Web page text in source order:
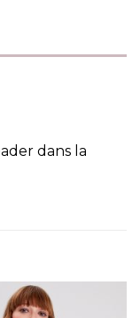
dans la